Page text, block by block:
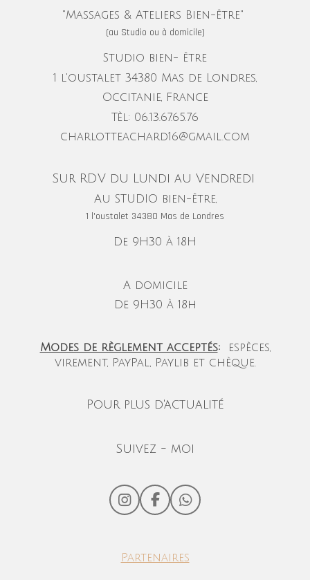
"Massages & Ateliers Bien-être"
(au Studio ou à domicile)
Studio bien- être
1 l'oustalet 34380 Mas de Londres,
Occitanie, France
Tèl: 06.13.67.65.76
charlotteachard16@gmail.com
Sur RDV du Lundi au Vendredi
Au STUDIO bien-être,
1 l'oustalet 34380 Mas de Londres
De 9H30 à 18H
A domicile
De 9H30 à 18h
Modes de règlement acceptés:espèces,
virement, PayPal, Paylib et chèque.
Pour plus d'actualité
Suivez - moi
I
n
a
F
a
b
W
h
s
Partenaires